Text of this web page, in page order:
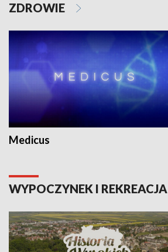
ZDROWIE
Medicus
WYPOCZYNEK I REKREACJA